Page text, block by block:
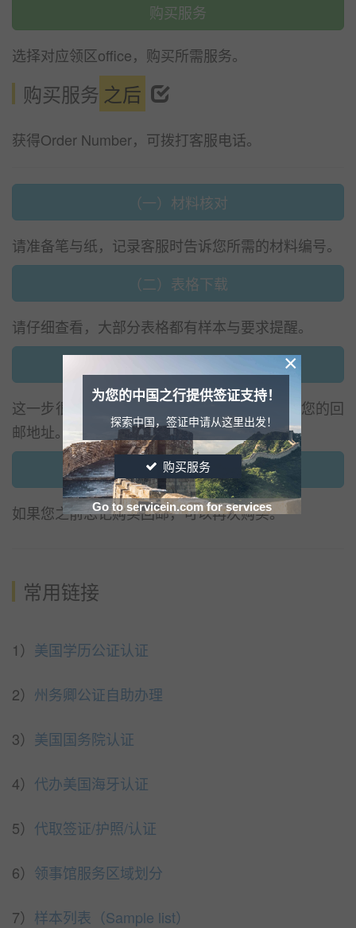
购买服务
选择对应领区office，购买所需服务。
购买服务 之后
获得Order Number，可拨打客服电话。
（一）材料核对
请准备笔与纸，记录客服时告诉您所需的材料编号。
（二）表格下载
请仔细查看，大部分表格都有样本与要求提醒。
这一步很重要，跟踪您寄出申请包裹，并确定您的回
邮地址。
（四）选购回邮
如果您之前忘记购买回邮，可以再次购买。
常用链接
1） 美国学历公证认证
2） 州务卿公证自助办理
3） 美国国务院认证
4） 代办美国海牙认证
5） 代取签证/护照/认证
6） 领事馆服务区域划分
7） 样本列表（Sample list）
为您的中国之行提供签证支持！
探索中国，签证申请从这里出发！
×
购买服务
Go to servicein.com for services